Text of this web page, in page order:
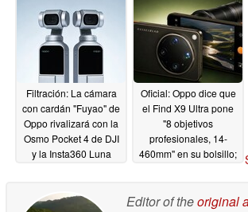
04/22/2026
Filtración: La cámara
con cardán "Fuyao" de
Oppo rivalizará con la
Osmo Pocket 4 de DJI
y la Insta360 Luna
Oficial: Oppo dice que
el Find X9 Ultra pone
"8 objetivos
profesionales, 14-
460mm" en su bolsillo;
Editor of theoriginal